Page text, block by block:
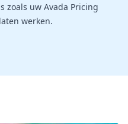
zoals uw Avada Pricing
werken.